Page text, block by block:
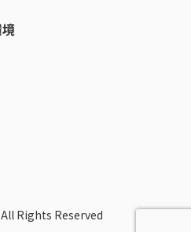
Rights Reserved